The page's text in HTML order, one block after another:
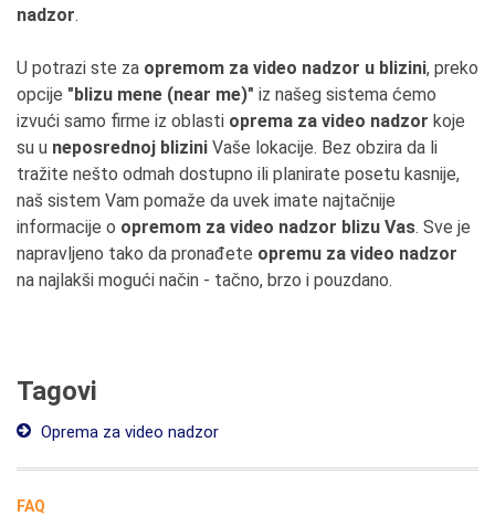
nadzor.
U potrazi ste za opremom za video nadzor u blizini, preko
opcije "blizu mene (near me)" iz našeg sistema ćemo
izvući samo firme iz oblasti oprema za video nadzor koje
su u neposrednoj blizini Vaše lokacije. Bez obzira da li
tražite nešto odmah dostupno ili planirate posetu kasnije,
naš sistem Vam pomaže da uvek imate najtačnije
informacije o opremom za video nadzor blizu Vas. Sve je
napravljeno tako da pronađete opremu za video nadzor
na najlakši mogući način - tačno, brzo i pouzdano.
Tagovi
Oprema za video nadzor
FAQ